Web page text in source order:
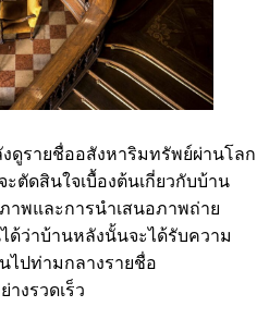
งดูรายชื่ออสังหาริมทรัพย์ผ่านโลก
ตัดสินใจเบื้องต้นเกี่ยวกับบ้าน
าพและการนำเสนอภาพถ่าย
ด้ว่าบ้านหลังนั้นจะได้รับความ
ไปท่ามกลางรายชื่อ
งรวดเร็ว